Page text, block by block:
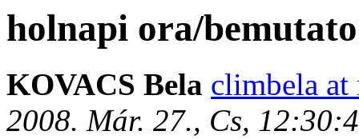
holnapi ora/bemutato
KOVACS Bela climbela at
2008. Már. 27., Cs,